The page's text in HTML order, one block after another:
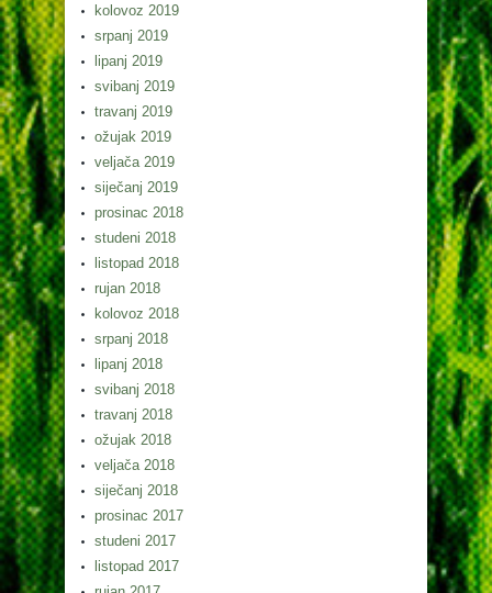
kolovoz 2019
srpanj 2019
lipanj 2019
svibanj 2019
travanj 2019
ožujak 2019
veljača 2019
siječanj 2019
prosinac 2018
studeni 2018
listopad 2018
rujan 2018
kolovoz 2018
srpanj 2018
lipanj 2018
svibanj 2018
travanj 2018
ožujak 2018
veljača 2018
siječanj 2018
prosinac 2017
studeni 2017
listopad 2017